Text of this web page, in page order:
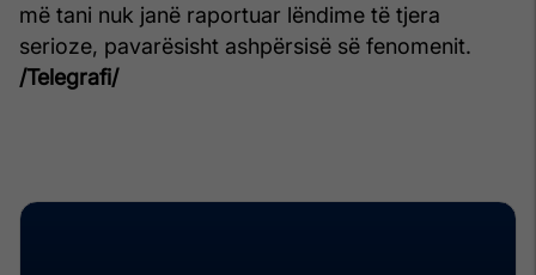
më tani nuk janë raportuar lëndime të tjera
serioze, pavarësisht ashpërsisë së fenomenit.
/Telegrafi/